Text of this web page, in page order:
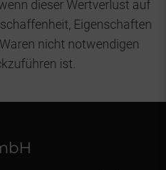
dieser Wertverlust auf
Eigenschaften
nicht notwendigen
ist.